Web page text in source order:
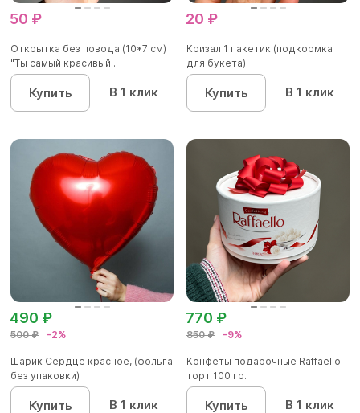
50 ₽
Открытка без повода (10*7 см)
"Ты самый красивый...
Купить В 1 клик
20 ₽
Кризал 1 пакетик (подкормка
для букета)
Купить В 1 клик
500 ₽ -2%
490 ₽
Шарик Сердце красное, (фольга
без упаковки)
Купить В 1 клик
850 ₽ -9%
770 ₽
Конфеты подарочные Raffaello
торт 100 гр.
Купить В 1 клик